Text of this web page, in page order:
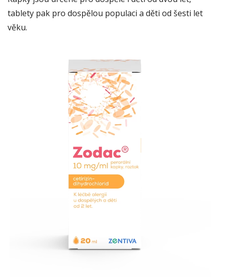
tablety pak pro dospělou populaci a děti od šesti let
věku.